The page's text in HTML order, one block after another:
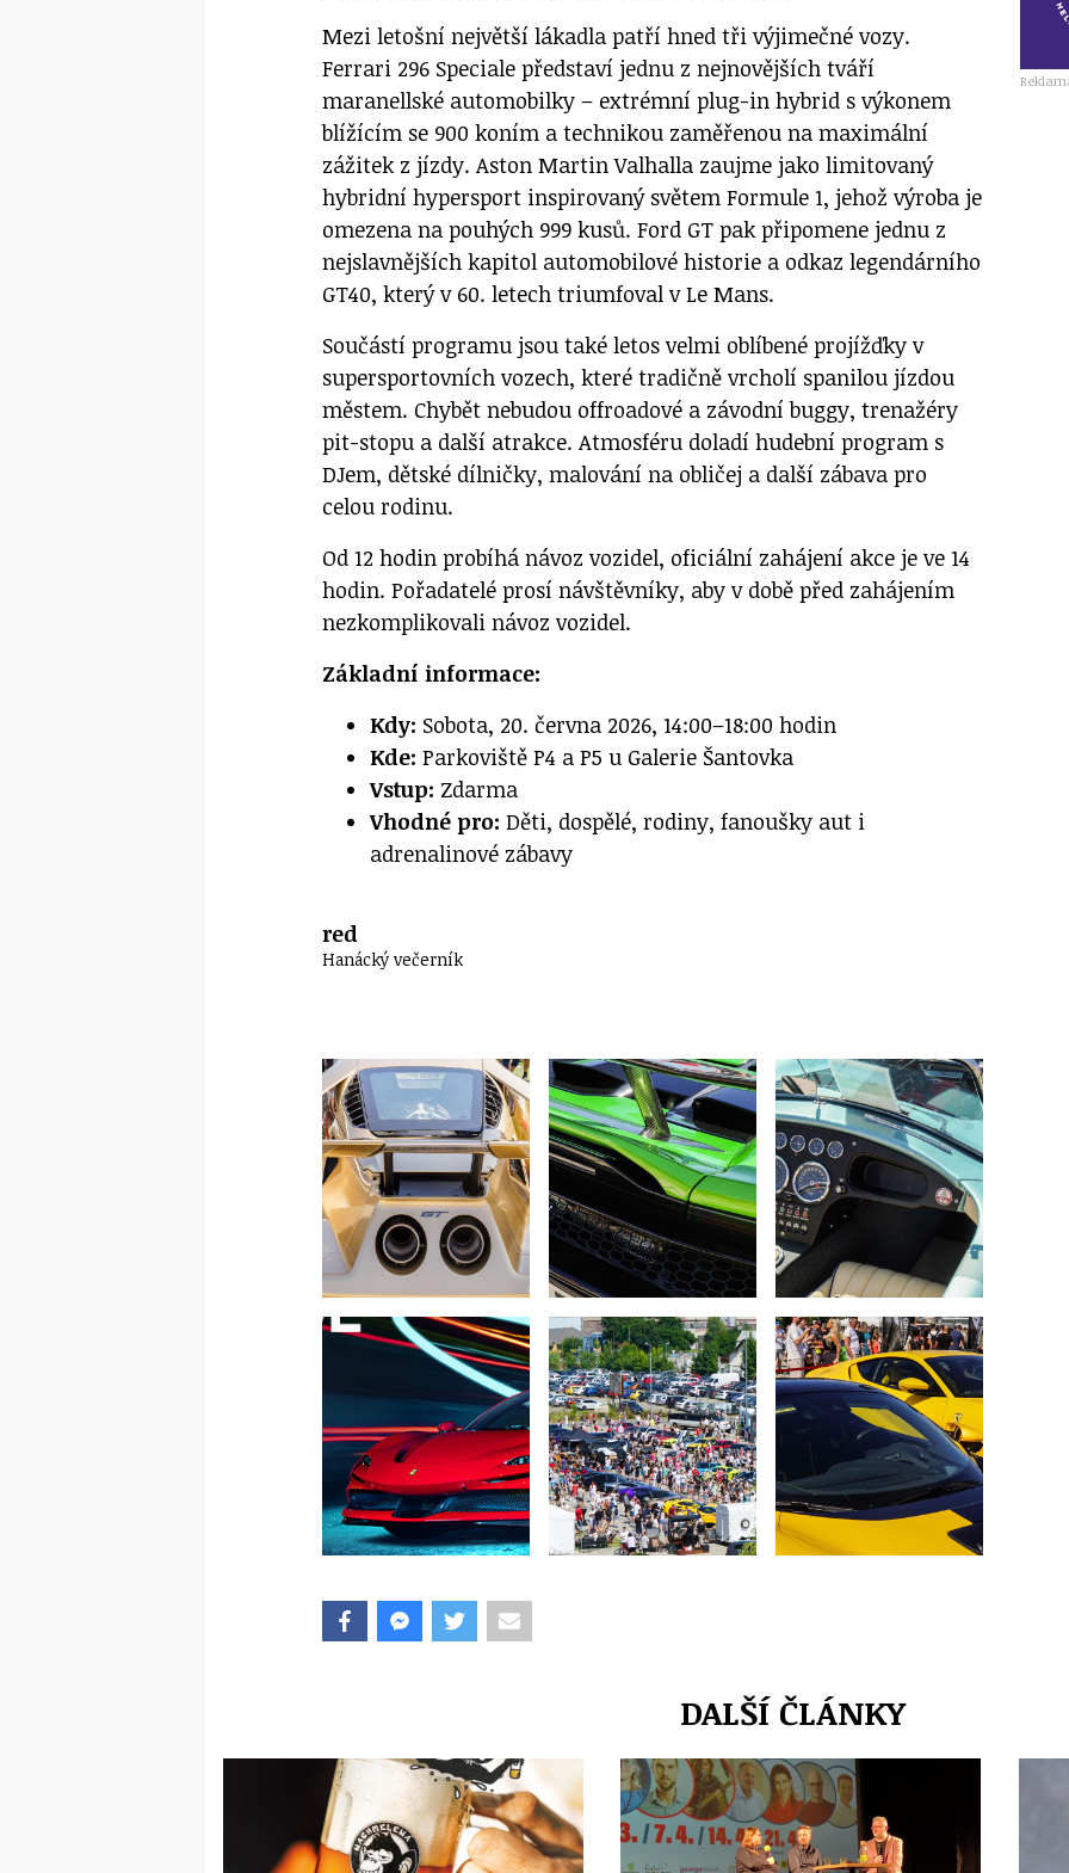
Mezi letošní největší lákadla patří hned tři výjimečné vozy.
Ferrari 296 Speciale představí jednu z nejnovějších tváří
maranellské automobilky – extrémní plug-in hybrid s výkonem
blížícím se 900 koním a technikou zaměřenou na maximální
zážitek z jízdy. Aston Martin Valhalla zaujme jako limitovaný
hybridní hypersport inspirovaný světem Formule 1, jehož výroba je
omezena na pouhých 999 kusů. Ford GT pak připomene jednu z
nejslavnějších kapitol automobilové historie a odkaz legendárního
GT40, který v 60. letech triumfoval v Le Mans.
Součástí programu jsou také letos velmi oblíbené projížďky v
supersportovních vozech, které tradičně vrcholí spanilou jízdou
městem. Chybět nebudou offroadové a závodní buggy, trenažéry
pit-stopu a další atrakce. Atmosféru doladí hudební program s
DJem, dětské dílničky, malování na obličej a další zábava pro
celou rodinu.
Od 12 hodin probíhá návoz vozidel, oficiální zahájení akce je ve 14
hodin. Pořadatelé prosí návštěvníky, aby v době před zahájením
nezkomplikovali návoz vozidel.
Základní informace:
Kdy: Sobota, 20. června 2026, 14:00–18:00 hodin
Kde:Parkoviště P4 a P5 u Galerie Šantovka
Vstup: Zdarma
Vhodné pro:Děti, dospělé, rodiny, fanoušky aut i
adrenalinové zábavy
red
Hanácký večerník
DALŠÍ ČLÁNKY